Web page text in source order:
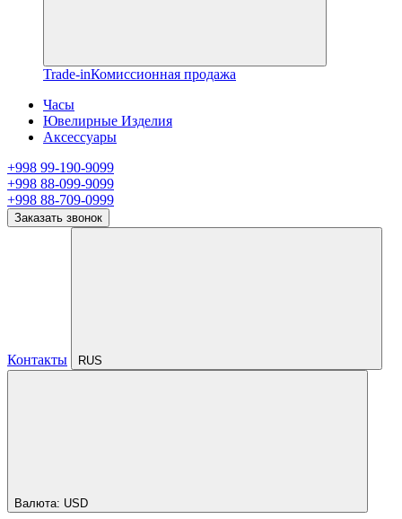
Trade-inКомиссионная продажа
Часы
Ювелирные Изделия
Аксессуары
+998 99-190-9099
+998 88-099-9099
+998 88-709-0999
Заказать звонок
Контакты RUS
Валюта: USD